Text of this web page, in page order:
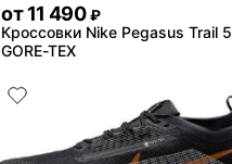
от 11 490 ₽
Кроссовки Nike Pegasus Trail 5
GORE-TEX